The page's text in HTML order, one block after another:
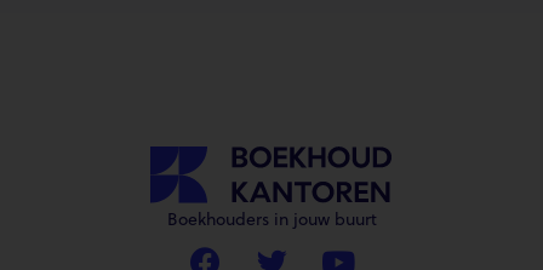
Boekhouders in jouw buurt